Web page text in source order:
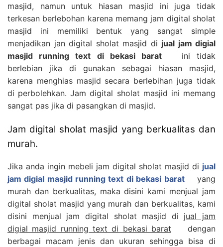
masjid, namun untuk hiasan masjid ini juga tidak
terkesan berlebohan karena memang jam digital sholat
masjid ini memiliki bentuk yang sangat simple
menjadikan jan digital sholat masjid di jual jam digial
masjid running text di bekasi barat ini tidak
berlebian jika di gunakan sebagai hiasan masjid,
karena menghias masjid secara berlebihan juga tidak
di perbolehkan. Jam digital sholat masjid ini memang
sangat pas jika di pasangkan di masjid.
Jam digital sholat masjid yang berkualitas dan
murah.
Jika anda ingin mebeli jam digital sholat masjid di jual
jam digial masjid running text di bekasi barat
yang
murah dan berkualitas, maka disini kami menjual jam
digital sholat masjid yang murah dan berkualitas, kami
disini menjual jam digital sholat masjid di jual jam
digial masjid running text di bekasi barat dengan
berbagai macam jenis dan ukuran sehingga bisa di